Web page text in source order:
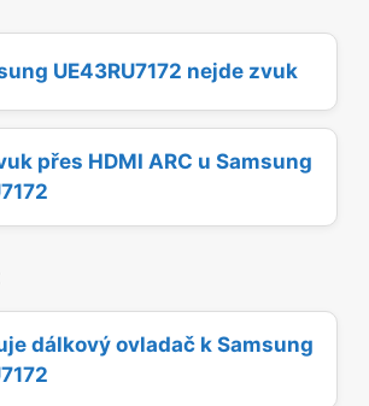
UE43RU7172 nejde zvuk
přes HDMI ARC u Samsung
dálkový ovladač k Samsung